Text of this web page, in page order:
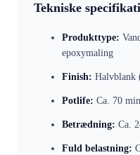
Tekniske
Produkttype:
epoxymaling
Finish: Halvblank
Potlife: Ca. 70
Betrædning: Ca.
Fuld belastning: